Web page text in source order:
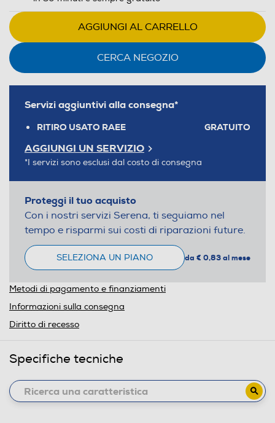
AGGIUNGI AL CARRELLO
CERCA NEGOZIO
Servizi aggiuntivi alla consegna*
RITIRO USATO RAEE GRATUITO
AGGIUNGI UN SERVIZIO
*I servizi sono esclusi dal costo di consegna
Proteggi il tuo acquisto
Con i nostri servizi Serena, ti seguiamo nel
tempo e risparmi sui costi di riparazioni future.
SELEZIONA UN PIANO da € 0,83 al mese
Metodi di pagamento e finanziamenti
Informazioni sulla consegna
Diritto di recesso
Specifiche tecniche